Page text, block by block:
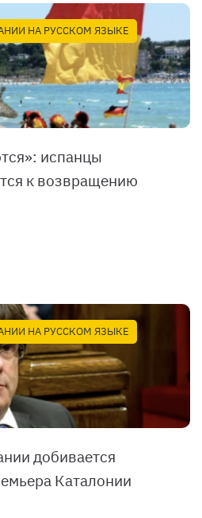
НА РУССКОМ ЯЗЫКЕ
испанцы
к возвращению
НА РУССКОМ ЯЗЫКЕ
добивается
Каталонии